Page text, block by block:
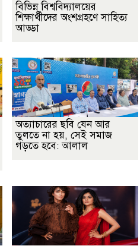
বিভিন্ন বিশ্ববিদ্যালয়ের
শিক্ষার্থীদের অংশগ্রহণে সাহিত্য
আড্ডা
অত্যাচারের ছবি যেন আর
তুলতে না হয়, সেই সমাজ
গড়তে হবে: আলাল